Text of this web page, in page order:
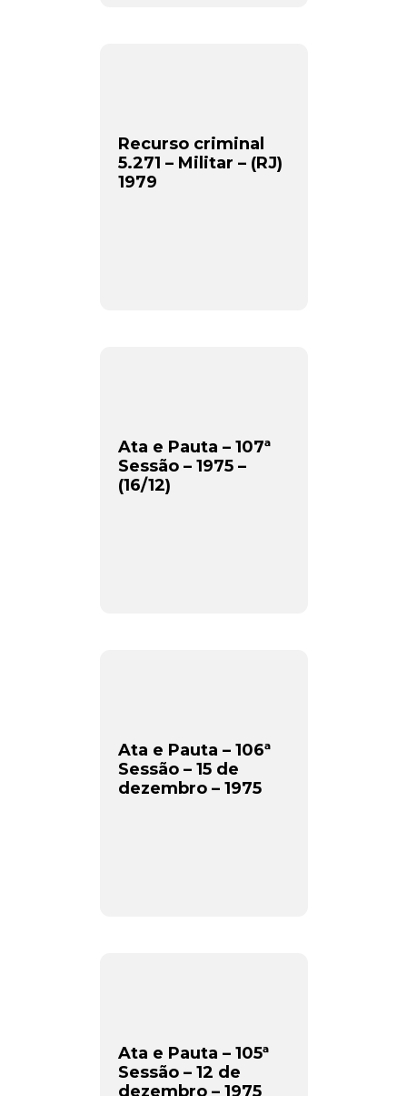
Recurso criminal
5.271 – Militar – (RJ)
1979
Ata e Pauta – 107ª
Sessão – 1975 –
(16/12)
Ata e Pauta – 106ª
Sessão – 15 de
dezembro – 1975
Ata e Pauta – 105ª
Sessão – 12 de
dezembro – 1975